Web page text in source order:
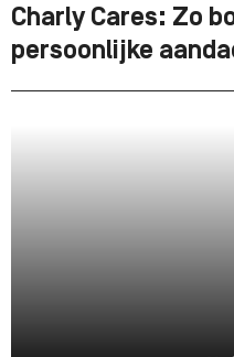
Charly Cares: Zo
persoonlijke